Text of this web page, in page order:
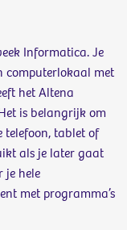
Informatica. Je
computerlokaal met
het Altena
is belangrijk om
telefoon, tablet of
als je later gaat
je hele
met programma’s